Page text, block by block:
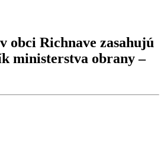
obci Richnave zasahujú
ministerstva obrany –